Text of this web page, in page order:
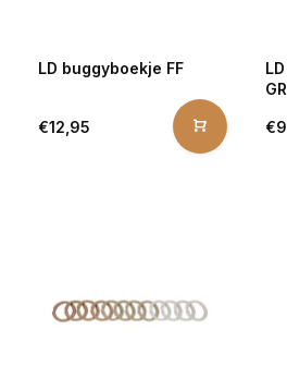
LD buggyboekje FF
€12,95